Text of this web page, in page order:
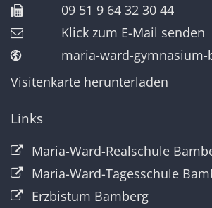
09 51 9 64 32 30 44
Klick zum E-Mail senden
maria-ward-
Visitenkarte herunterladen
Links
Maria-Ward-Realschule
Maria-Ward-Tagesschule
Erzbistum Bamberg